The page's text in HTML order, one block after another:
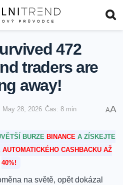
472
traders are
away!
May 28, 2026 Čas: 8 min AA
BURZE BINANCE A ZÍSKEJTE
CASHBACKU AŽ
40%!
na světě, opět ​dokázal